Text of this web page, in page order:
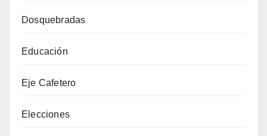
Dosquebradas
Educación
Eje Cafetero
Elecciones